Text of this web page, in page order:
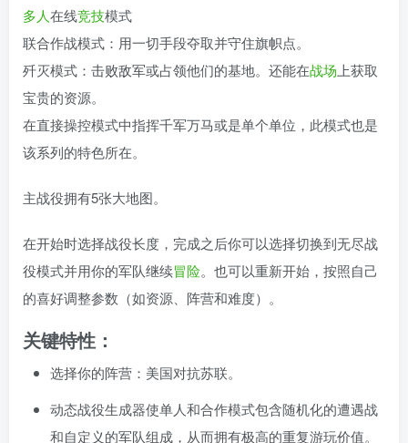
多人在线竞技模式
联合作战模式：用一切手段夺取并守住旗帜点。
歼灭模式：击败敌军或占领他们的基地。还能在战场 上获取
宝贵的资源。
在直接操控模式中指挥千军万马或是单个单位，此模式也是
该系列的特色所在。
主战役拥有5张大地图。
在开始时选择战役长度，完成之后你可以选择切换到无尽战
役模式并用你的军队继续冒险。也可以重新开始，按照自己
的喜好调整参数（如资源、阵营和难度）。
关键特性：
选择你的阵营：美国对抗苏联。
动态战役生成器使单人和合作模式包含随机化的遭遇战
和自定义的军队组成，从而拥有极高的重复游玩价值。